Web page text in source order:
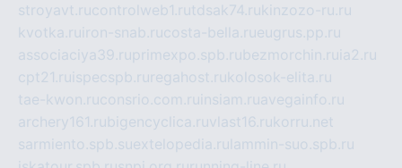
stroyavt.rucontrolweb1.rutdsak74.rukinzozo-ru.ru
kvotka.ru iron-snab.rucosta-bella.rueugrus.pp.ru
associaciya39.ruprimexpo.spb.rubezmorchin.ru ia2.ru
cpt21.ru ispecspb.ru regahost.rukolosok-elita.ru
tae-kwon.ruconsrio.com.ru insiam.ruavegainfo.ru
archery161.rubigencyclica.ruvlast16.rukorru.net
sarmiento.spb.suextelopedia.ru lammin-suo.spb.ru